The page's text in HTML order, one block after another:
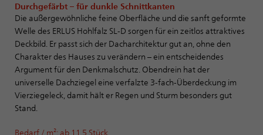
Durchgefärbt – für dunkle Schnittkanten
Die außergewöhnliche feine Oberfläche und die sanft geformte
Welle des ERLUS Hohlfalz SL-D sorgen für ein zeitlos attraktives
Deckbild. Er passt sich der Dacharchitektur gut an, ohne den
Charakter des Hauses zu verändern – ein entscheidendes
Argument für den Denkmalschutz. Obendrein hat der
universelle Dachziegel eine verfalzte 3-fach-Überdeckung im
Vierziegeleck, damit hält er Regen und Sturm besonders gut
Stand.
Bedarf / m²: ab 11,5 Stück